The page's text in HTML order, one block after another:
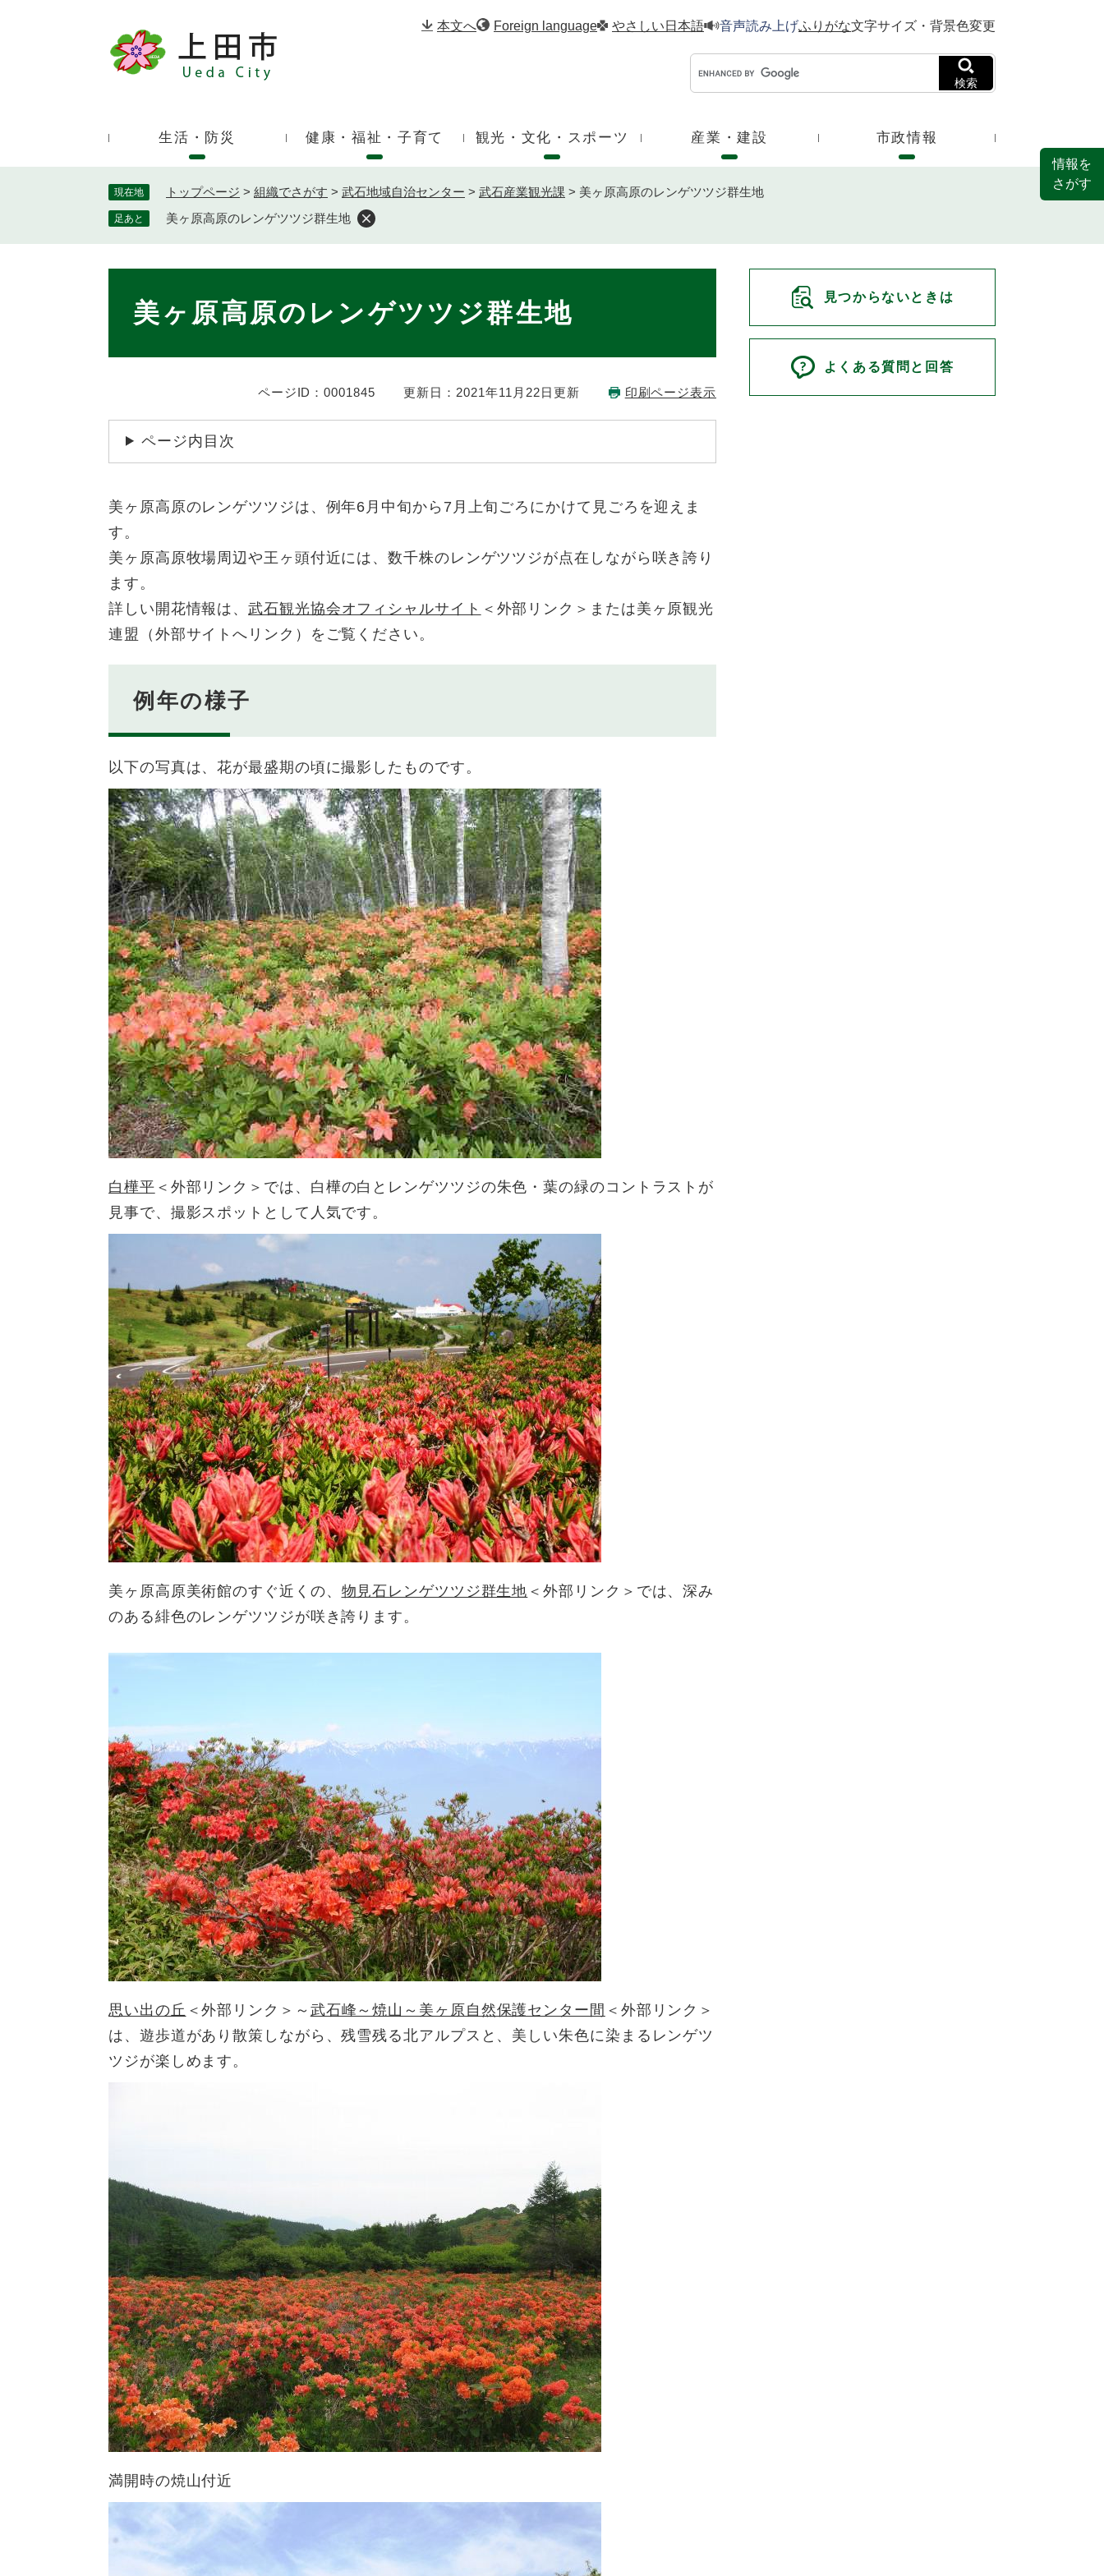
。
本文へ Foreign language やさしい日本語 音声読み上げふりがな文字サイズ・背景色変更
ド
検索
生活・防災 健康・福祉・子育て 観光・文化・スポーツ 産業・建設 市政情報
現在地 トップページ > 組織でさがす > 武石地域自治センター > 武石産業観光課 > 美ヶ原高原のレンゲツツジ群生地
足あと 美ヶ原高原のレンゲツツジ群生地
美ヶ原高原のレンゲツツジ群生地
ページID：0001845 更新日：2021年11月22日更新 印刷ページ表示
ページ内目次
美ヶ原高原のレンゲツツジは、例年6月中旬から7月上旬ごろにかけて見ごろを迎えま
す。
美ヶ原高原牧場周辺や王ヶ頭付近には、数千株のレンゲツツジが点在しながら咲き誇り
ます。
詳しい開花情報は、武石観光協会オフィシャルサイト ＜外部リンク＞ または美ヶ原観光
連盟（外部サイトへリンク）をご覧ください。
例年の様子
以下の写真は、花が最盛期の頃に撮影したものです。
白樺平 ＜外部リンク＞ では、白樺の白とレンゲツツジの朱色・葉の緑のコントラストが
見事で、撮影スポットとして人気です。
美ヶ原高原美術館のすぐ近くの、 物見石レンゲツツジ群生地 ＜外部リンク＞ では、深み
のある緋色のレンゲツツジが咲き誇ります。
思い出の丘 ＜外部リンク＞ ～ 武石峰～焼山～美ヶ原自然保護センター間 ＜外部リンク＞
は、遊歩道があり散策しながら、残雪残る北アルプスと、美しい朱色に染まるレンゲツ
ツジが楽しめます。
満開時の焼山付近
見つからないときは
よくある質問と回答
情報を
さがす